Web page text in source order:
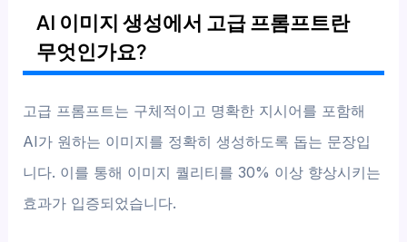
AI 이미지 생성에서 고급 프롬프트란
무엇인가요?
고급 프롬프트는 구체적이고 명확한 지시어를 포함해
AI가 원하는 이미지를 정확히 생성하도록 돕는 문장입
니다. 이를 통해 이미지 퀄리티를 30% 이상 향상시키는
효과가 입증되었습니다.